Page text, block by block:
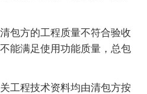
包方的工程质量不符合验收
能满足使用功能质量，总包
工程技术资料均由清包方按